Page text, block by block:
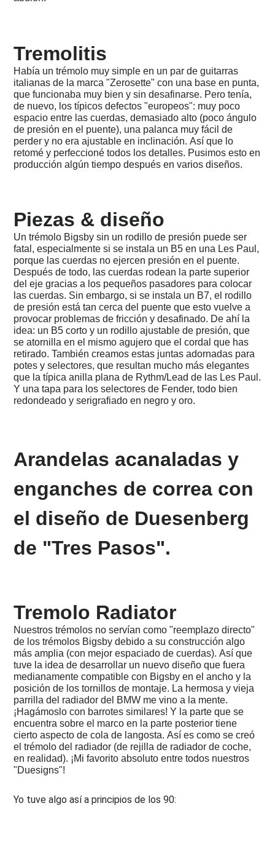
-
Kits
y
piezas
Rockinger
1970
-
1979
-
El
primer
paso
1969
-
Primeras
afinidades
Viajes,
Lugares,
Milagros
y
Desastres
2026
-
Cocinar
con
Dieter
Formentera
-
paginas
Fiebre
de
Formentera
una
novela
problemas
con
los
cabezales
de
ducha
2025
-
10
Valentía
civil
2025
-
La
melancolía
hombre
Tremolitis
Había un trémolo muy simple en un par de guitarras
italianas de la marca "Zerosette" con una base en punta,
que funcionaba muy bien y sin desafinarse. Pero tenía,
de nuevo, los típicos defectos "europeos": muy poco
espacio entre las cuerdas, demasiado alto (poco ángulo
de presión en el puente), una palanca muy fácil de
perder y no era ajustable en inclinación. Así que lo
retomé y perfeccioné todos los detalles. Pusimos esto en
producción algún tiempo después en varios diseños.
Piezas & diseño
Un trémolo Bigsby sin un rodillo de presión puede ser
fatal, especialmente si se instala un B5 en una Les Paul,
porque las cuerdas no ejercen presión en el puente.
Después de todo, las cuerdas rodean la parte superior
del eje gracias a los pequeños pasadores para colocar
las cuerdas. Sin embargo, si se instala un B7, el rodillo
de presión está tan cerca del puente que esto vuelve a
provocar problemas de fricción y desafinado. De ahí la
idea: un B5 corto y un rodillo ajustable de presión, que
se atornilla en el mismo agujero que el cordal que has
retirado. También creamos estas juntas adornadas para
potes y selectores, que resultan mucho más elegantes
que la típica anilla plana de Rythm/Lead de las Les Paul.
Y una tapa para los selectores de Fender, todo bien
redondeado y serigrafiado en negro y oro.
Arandelas acanaladas y
enganches de correa con
el diseño de Duesenberg
de "Tres Pasos".
Tremolo Radiator
Nuestros trémolos no servían como "reemplazo directo"
de los trémolos Bigsby debido a su construcción algo
más amplia (con mejor espaciado de cuerdas). Así que
tuve la idea de desarrollar un nuevo diseño que fuera
medianamente compatible con Bigsby en el ancho y la
posición de los tornillos de montaje. La hermosa y vieja
parrilla del radiador del BMW me vino a la mente.
¡Hagámoslo con barrotes similares! Y la parte que se
encuentra sobre el marco en la parte posterior tiene
cierto aspecto de cola de langosta. Así es como se creó
el trémolo del radiador (de rejilla de radiador de coche,
en realidad). ¡Mi favorito absoluto entre todos nuestros
"Duesigns"!
Yo tuve algo así a principios de los 90: